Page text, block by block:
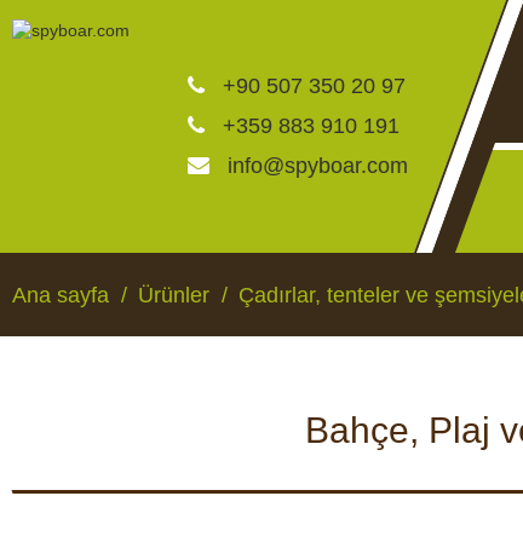
+90 507 350 20 97
+359 883 910 191
info@spyboar.com
CANLI
Av kameraları
CCTV kameraları
Ana sayfa Ürünler Çadırlar, tenteler ve
Bahçe, Plaj